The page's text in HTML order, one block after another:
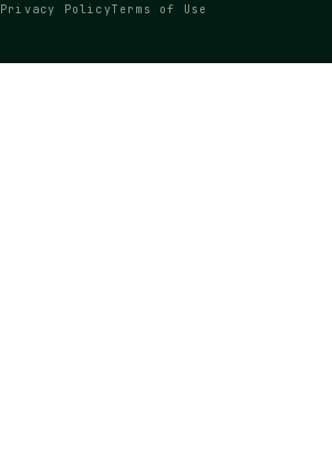
Privacy PolicyTerms of Use